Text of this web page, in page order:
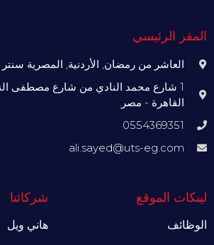
المقر الرئيسي
العاشر من رمضان, الأردنية, المصرية سنتر 1,مدخل ج الدور الأول
1 شارع محمد النادي من شارع مصطفى
القاهرة - مصر.
0554369351
ali.sayed@uts-eg.com
لينكات الموقع
الوظائف
شركائنا
هاني ويل